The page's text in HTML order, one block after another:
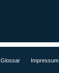
Glossar Impressum